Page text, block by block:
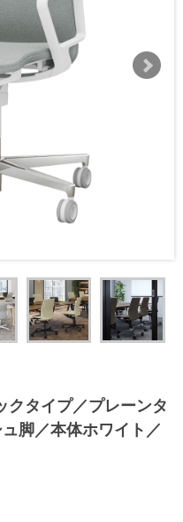
クタイプ／プレーンタ
脚／本体ホワイト／